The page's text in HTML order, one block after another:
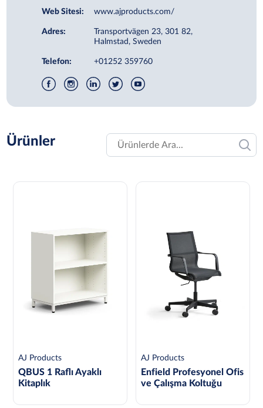
Web Sitesi: www.ajproducts.com/
Adres:
Transportvägen 23, 301 82,
Halmstad, Sweden
Telefon: +01252 359760
Ürünler
AJ Products
QBUS 1 Raflı Ayaklı
Kitaplık
AJ Products
Enfield Profesyonel Ofis
ve Çalışma Koltuğu